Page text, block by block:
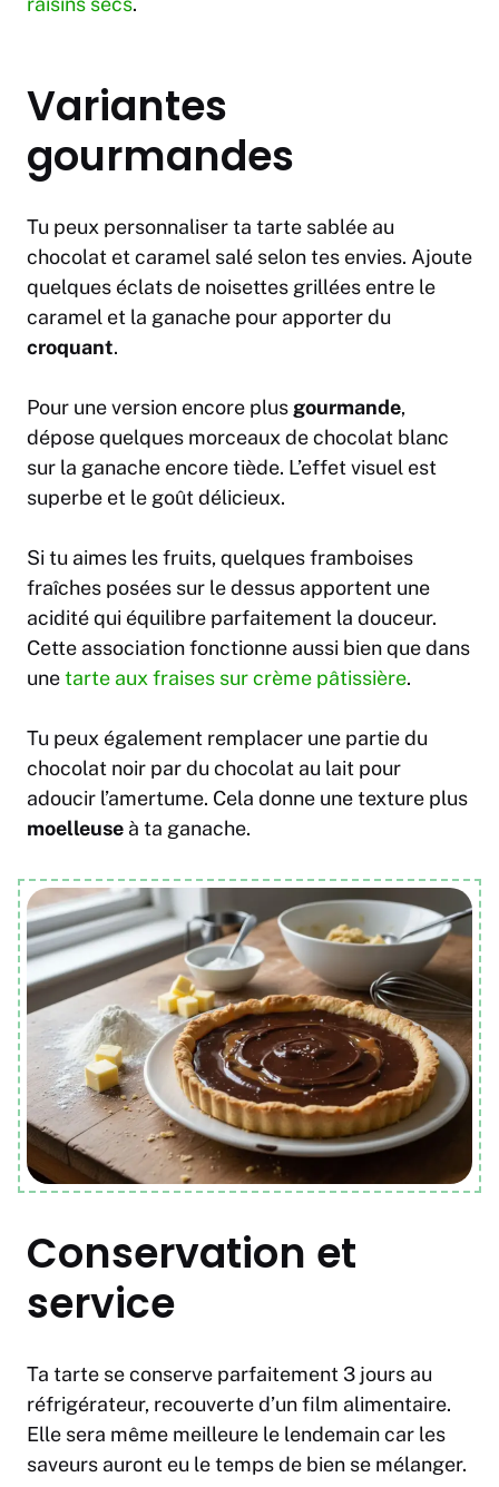
Variantes
gourmandes
Tu peux personnaliser ta tarte sablée au
chocolat et caramel salé selon tes envies. Ajoute
quelques éclats de noisettes grillées entre le
caramel et la ganache pour apporter du
croquant.
Pour une version encore plus gourmande,
dépose quelques morceaux de chocolat blanc
sur la ganache encore tiède. L’effet visuel est
superbe et le goût délicieux.
Si tu aimes les fruits, quelques framboises
fraîches posées sur le dessus apportent une
acidité qui équilibre parfaitement la douceur.
Cette association fonctionne aussi bien que dans
unetarte aux fraises sur crème pâtissière.
Tu peux également remplacer une partie du
chocolat noir par du chocolat au lait pour
adoucir l’amertume. Cela donne une texture plus
moelleuse à ta ganache.
Conservation et
service
Ta tarte se conserve parfaitement 3 jours au
réfrigérateur, recouverte d’un film alimentaire.
Elle sera même meilleure le lendemain car les
saveurs auront eu le temps de bien se mélanger.